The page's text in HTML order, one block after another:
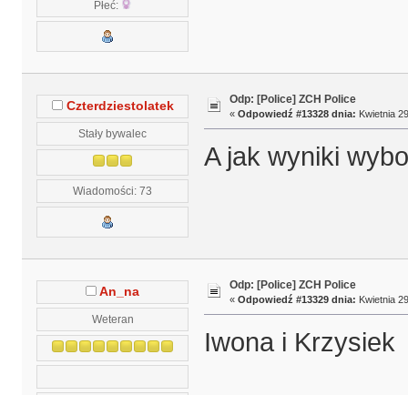
Płeć:
Czterdziestolatek
Stały bywalec
Wiadomości: 73
Odp: [Police] ZCH Police
« Odpowiedź #13328 dnia: Kwietnia
A jak wyniki
An_na
Weteran
Odp: [Police] ZCH Police
« Odpowiedź #13329 dnia: Kwietnia
Iwona i Krzysiek